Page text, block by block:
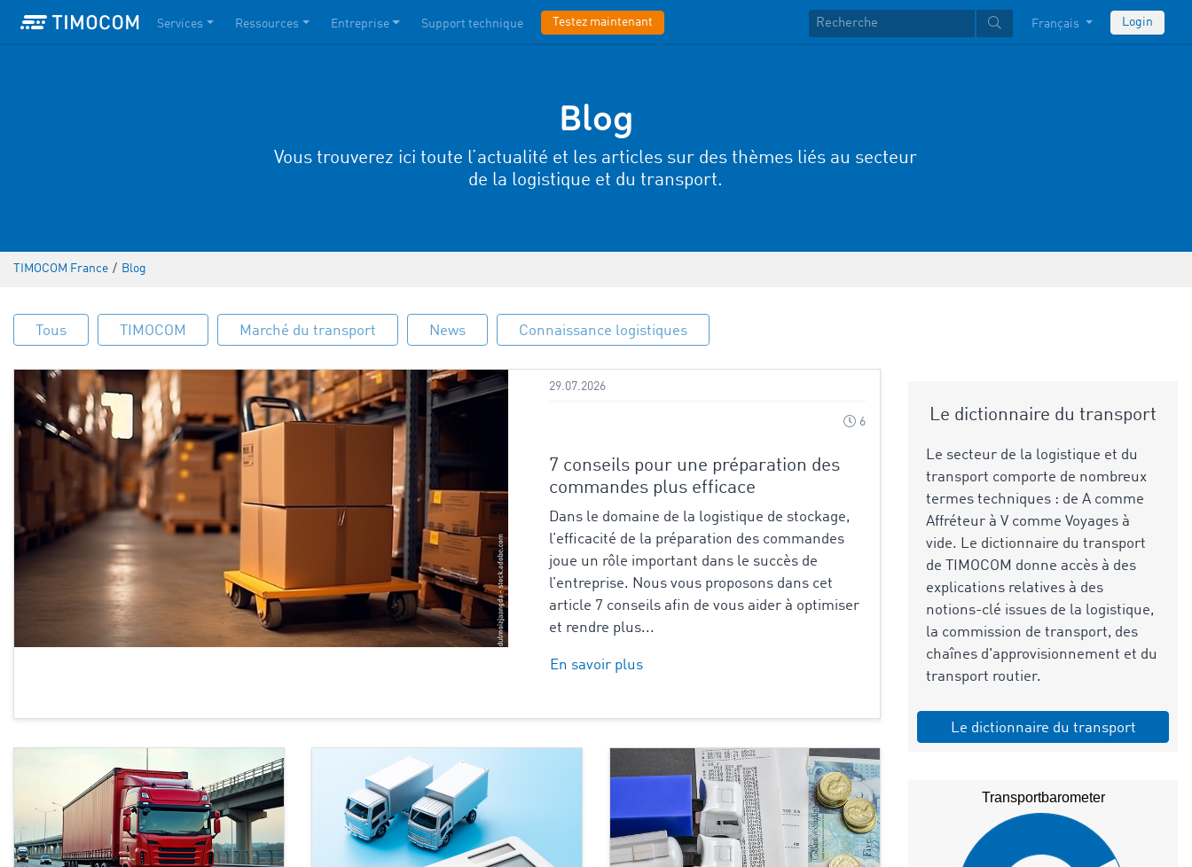
Services Ressources Entreprise Support technique Testez maintenant Français Login
Blog
Vous trouverez ici toute l’actualité et les articles sur des thèmes liés au secteur
de la logistique et du transport.
TIMOCOM France / Blog
Tous TIMOCOM Marché du transport News Connaissance logistiques
29.07.2026
6
7 conseils pour une préparation des
commandes plus efficace
Dans le domaine de la logistique de stockage,
l’efficacité de la préparation des commandes
joue un rôle important dans le succès de
l’entreprise. Nous vous proposons dans cet
article 7 conseils afin de vous aider à optimiser
et rendre plus...
En savoir plus
Le dictionnaire du transport
Le secteur de la logistique et du
transport comporte de nombreux
termes techniques : de A comme
Affréteur à V comme Voyages à
vide. Le dictionnaire du transport
de TIMOCOM donne accès à des
explications relatives à des
notions-clé issues de la logistique,
la commission de transport, des
chaînes d'approvisionnement et du
transport routier.
Le dictionnaire du transport